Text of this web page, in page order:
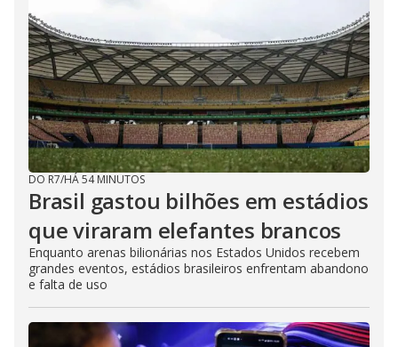
DO R7/HÁ 54 MINUTOS
Brasil gastou bilhões em estádios
que viraram elefantes brancos
Enquanto arenas bilionárias nos Estados Unidos recebem
grandes eventos, estádios brasileiros enfrentam abandono
e falta de uso